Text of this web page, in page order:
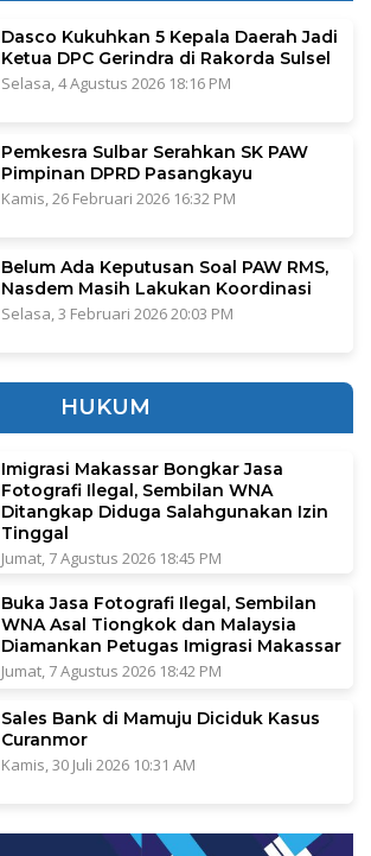
Dasco Kukuhkan 5 Kepala Daerah Jadi
Ketua DPC Gerindra di Rakorda Sulsel
Selasa, 4 Agustus 2026 18:16 PM
Pemkesra Sulbar Serahkan SK PAW
Pimpinan DPRD Pasangkayu
Kamis, 26 Februari 2026 16:32 PM
Belum Ada Keputusan Soal PAW RMS,
Nasdem Masih Lakukan Koordinasi
Selasa, 3 Februari 2026 20:03 PM
HUKUM
Imigrasi Makassar Bongkar Jasa
Fotografi Ilegal, Sembilan WNA
Ditangkap Diduga Salahgunakan Izin
Tinggal
Jumat, 7 Agustus 2026 18:45 PM
Buka Jasa Fotografi Ilegal, Sembilan
WNA Asal Tiongkok dan Malaysia
Diamankan Petugas Imigrasi Makassar
Jumat, 7 Agustus 2026 18:42 PM
Sales Bank di Mamuju Diciduk Kasus
Curanmor
Kamis, 30 Juli 2026 10:31 AM